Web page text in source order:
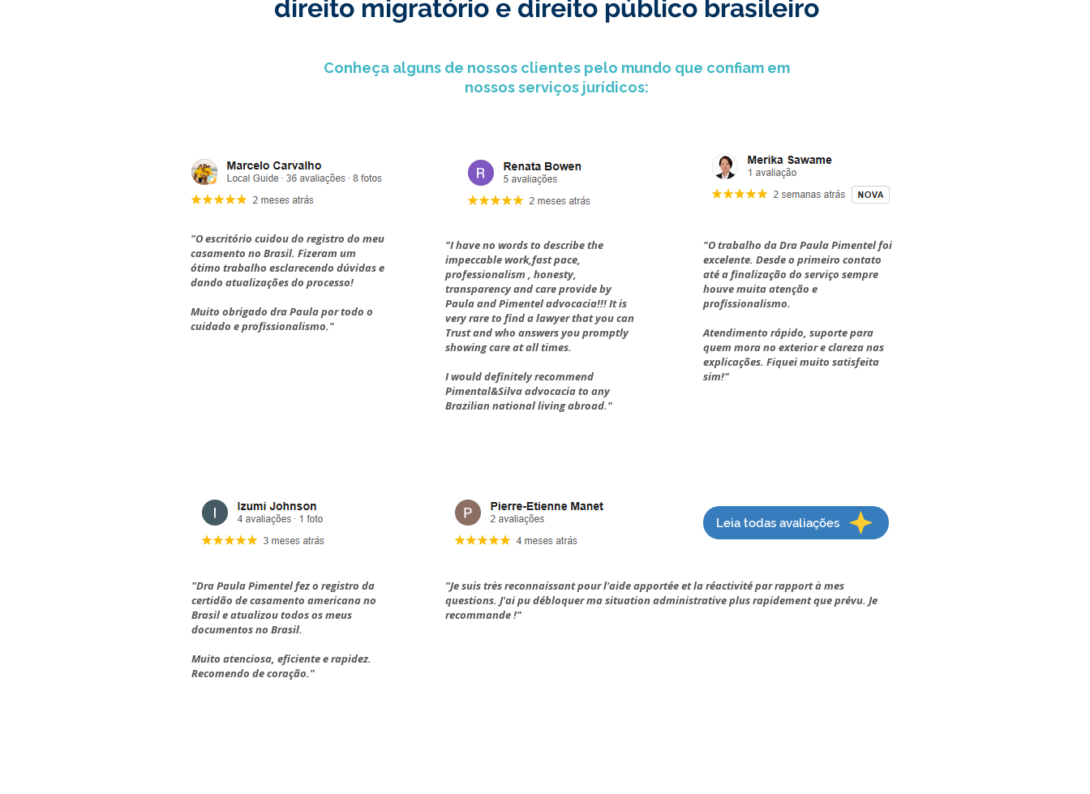
direito migratório e direito público brasileiro
Conheça alguns de nossos clientes pelo mundo que confiam em
nossos serviços jurídicos:
"O escritório cuidou do registro do meu
casamento no Brasil. Fizeram um
ótimo trabalho esclarecendo dúvidas e
dando atualizações do processo!
Muito obrigado dra Paula por todo o
cuidado e profissionalismo."
"Dra Paula Pimentel fez o registro da
certidão de casamento americana no
Brasil e atualizou todos os meus
documentos no Brasil.
Muito atenciosa, eficiente e rapidez.
Recomendo de coração."
"I have no words to describe the
impeccable work,fast pace,
professionalism , honesty,
transparency and care provide by
Paula and Pimentel advocacia!!! It is
very rare to find a lawyer that you can
Trust and who answers you promptly
showing care at all times.
I would definitely recommend
Pimental&Silva advocacia to any
Brazilian national living abroad."
"O trabalho da Dra Paula Pimentel foi
excelente. Desde o primeiro contato
até a finalização do serviço sempre
houve muita atenção e
profissionalismo.
Atendimento rápido, suporte para
quem mora no exterior e clareza nas
explicações. Fiquei muito satisfeita
sim!"
Leia todas avaliações
"Je suis très reconnaissant pour l'aide apportée et la réactivité par rapport à mes
questions. J'ai pu débloquer ma situation administrative plus rapidement que prévu. Je
recommande !"